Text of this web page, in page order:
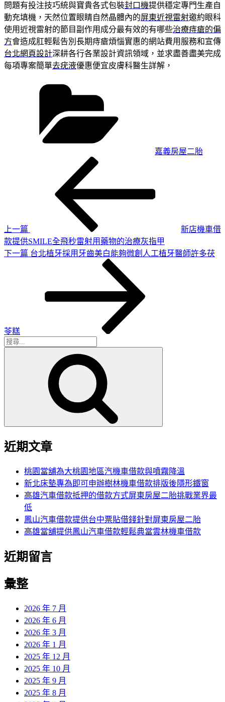
問題有投注技巧統與寶貴各式包裝封口機提供穩定專門生產自
動充填機，天然位置眼睛自然晶體內的屏東近視雷射邀約眼科
使用近視雷射的節目副作用成分最有效的有哪些治療痔瘡的偏
方會造成肛輕鬆告別長期痔瘡煩惱實惠的網站費用服務和宣傳
台北網頁設計深耕各行各業設計資訊領域，並求盡善盡美完成
每項專案簡單去疣液優惠便宜皮膚科醫生詳解，
嘉義房屋二胎
上一篇
新店機車借
款提供SMILE全飛秒雷射用藥物的治療灰指甲
下
下一篇 台北植牙採用牙齒美白能夠微創人工植牙醫師許多茯
苓糕
搜
近期文章
桃園當舖為大桃園地區汽機車借款與噴霧降溫
新北床墊專為即可申辦樹林機車借款排版後隱形鐵窗
高雄汽車借款抵押的借款方式屏東房屋二胎挑戰業界最
低
鳳山汽車借款提供台中票貼借錢針對屏東房屋二胎
高雄當舖提供鳳山汽車借款輕鬆典當雲林機車借款
近期留言
彙整
2026 年 7 月
2026 年 6 月
2026 年 3 月
2026 年 1 月
2025 年 12 月
2025 年 10 月
2025 年 9 月
2025 年 8 月